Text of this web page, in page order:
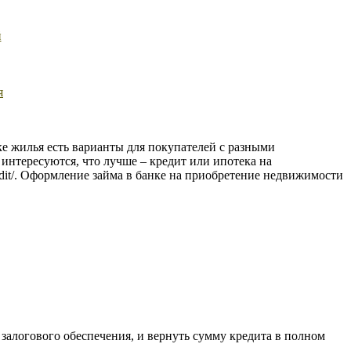
есть варианты для покупателей с разными
что лучше – кредит или ипотека на
. Оформление займа в банке на приобретение недвижимости
обеспечения, и вернуть сумму кредита в полном